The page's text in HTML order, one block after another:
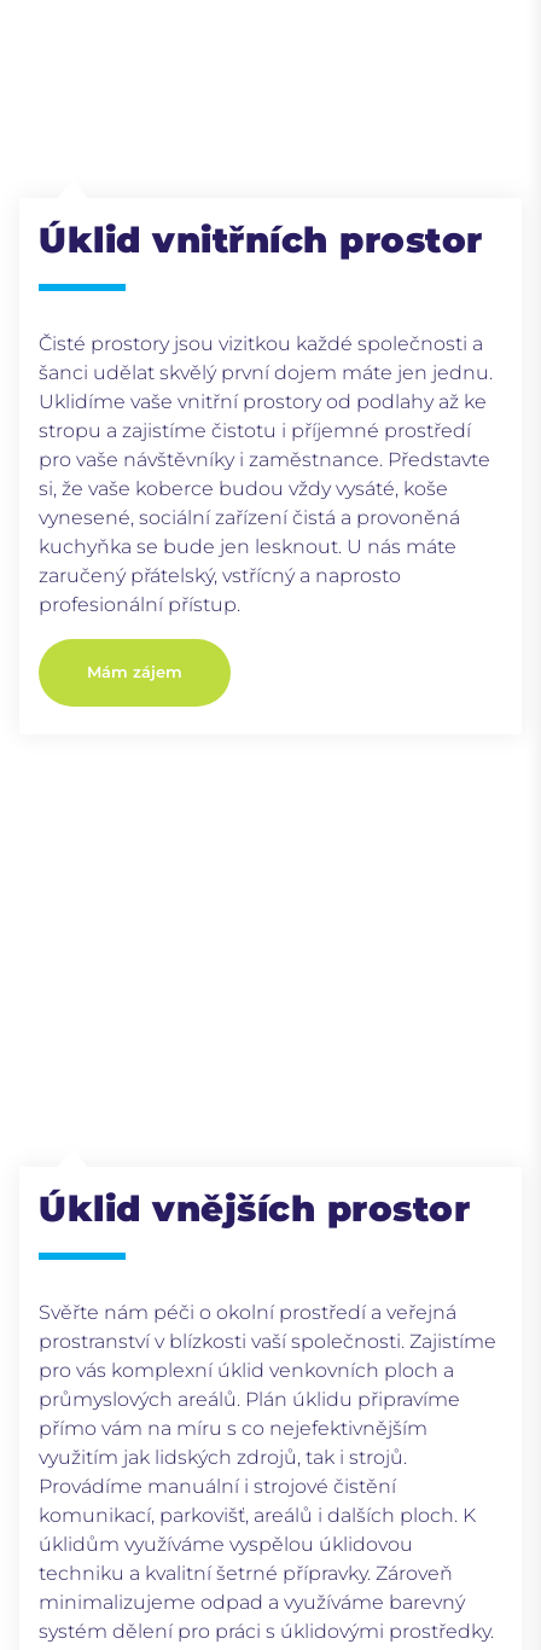
Úklid vnitřních prostor
Čisté prostory jsou vizitkou každé společnosti a
šanci udělat skvělý první dojem máte jen jednu.
Uklidíme vaše vnitřní prostory od podlahy až ke
stropu a zajistíme čistotu i příjemné prostředí
pro vaše návštěvníky i zaměstnance. Představte
si, že vaše koberce budou vždy vysáté, koše
vynesené, sociální zařízení čistá a provoněná
kuchyňka se bude jen lesknout. U nás máte
zaručený přátelský, vstřícný a naprosto
profesionální přístup.
Mám zájem
Úklid vnějších prostor
Svěřte nám péči o okolní prostředí a veřejná
prostranství v blízkosti vaší společnosti. Zajistíme
pro vás komplexní úklid venkovních ploch a
průmyslových areálů. Plán úklidu připravíme
přímo vám na míru s co nejefektivnějším
využitím jak lidských zdrojů, tak i strojů.
Provádíme manuální i strojové čistění
komunikací, parkovišť, areálů i dalších ploch. K
úklidům využíváme vyspělou úklidovou
techniku a kvalitní šetrné přípravky. Zároveň
minimalizujeme odpad a využíváme barevný
systém dělení pro práci s úklidovými prostředky.